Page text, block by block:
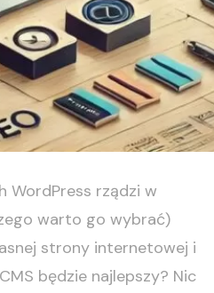
WordPress rządzi w
warto go wybrać)
strony internetowej i
będzie najlepszy? Nic